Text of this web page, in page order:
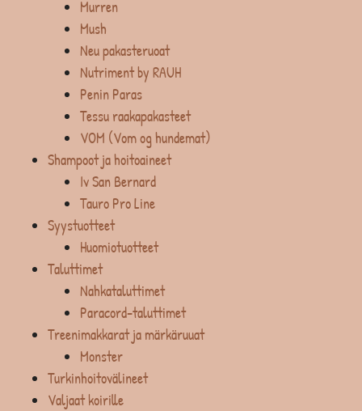
Murren
Mush
Neu pakasteruoat
Nutriment by RAUH
Penin Paras
Tessu raakapakasteet
VOM (Vom og hundemat)
Shampoot ja hoitoaineet
Iv San Bernard
Tauro Pro Line
Syystuotteet
Huomiotuotteet
Taluttimet
Nahkataluttimet
Paracord-taluttimet
Treenimakkarat ja märkäruuat
Monster
Turkinhoitovälineet
Valjaat koirille